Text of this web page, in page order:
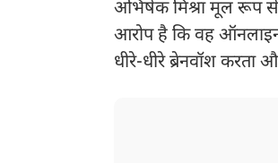
अभिषेक मिश्रा मूल रूप
आरोप है कि वह
धीरे-धीरे ब्रेनवॉश करता